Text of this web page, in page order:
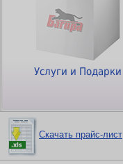
Услуги и Подарки
Скачать прайс-лист